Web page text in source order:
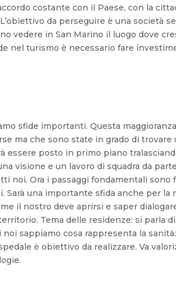
costante con il Paese, con la
da perseguire è una società
vedere in San Marino il luogo dove
nel turismo è necessario fare
sfide importanti. Questa
ma che sono state in grado di trovare
essere posto in primo piano
visione e un lavoro di squadra da
noi. Ora i passaggi fondamentali sono
una importante sfida anche per la
il nostro deve aprirsi e saper
Tema delle residenze: si parla
sappiamo cosa rappresenta la
è obiettivo da realizzare. Va